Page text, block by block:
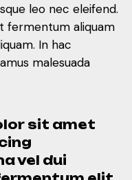
leo nec eleifend.
fermentum aliquam
In hac
malesuada
sit amet
vel dui